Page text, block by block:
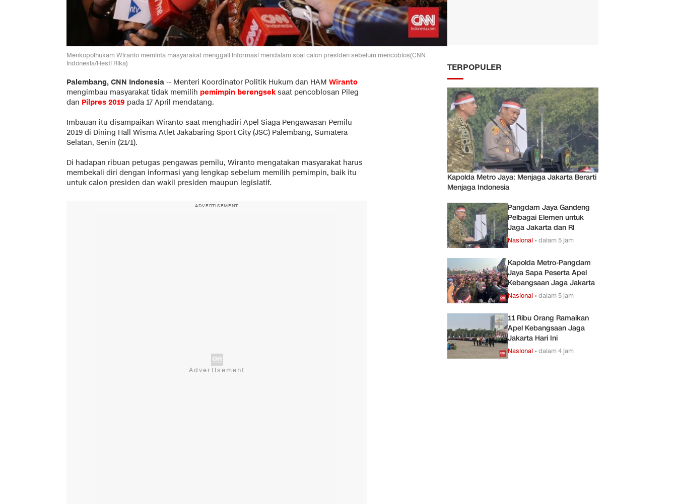
Menkopolhukam Wiranto meminta masyarakat menggali informasi mendalam soal calon presiden sebelum mencoblos(CNN
Indonesia/Hesti Rika)
Palembang, CNN Indonesia -- Menteri Koordinator Politik Hukum dan HAM Wiranto
mengimbau masyarakat tidak memilih pemimpin berengseksaat pencoblosan Pileg
dan Pilpres 2019 pada 17 April mendatang.
Imbauan itu disampaikan Wiranto saat menghadiri Apel Siaga Pengawasan Pemilu
2019 di Dining Hall Wisma Atlet Jakabaring Sport City (JSC) Palembang, Sumatera
Selatan, Senin (21/1).
Di hadapan ribuan petugas pengawas pemilu, Wiranto mengatakan masyarakat harus
membekali diri dengan informasi yang lengkap sebelum memilih pemimpin, baik itu
untuk calon presiden dan wakil presiden maupun legislatif.
ADVERTISEMENT
TERPOPULER
Kapolda Metro Jaya: Menjaga Jakarta Berarti
Menjaga Indonesia
Pangdam Jaya Gandeng
Pelbagai Elemen untuk
Jaga Jakarta dan RI
Nasional •dalam 5 jam
Kapolda Metro-Pangdam
Jaya Sapa Peserta Apel
Kebangsaan Jaga Jakarta
Nasional •dalam 5 jam
11 Ribu Orang Ramaikan
Apel Kebangsaan Jaga
Jakarta Hari Ini
Nasional •dalam 4 jam